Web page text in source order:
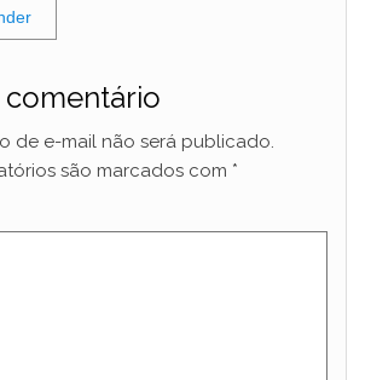
comentário
de e-mail não será publicado.
são marcados com *